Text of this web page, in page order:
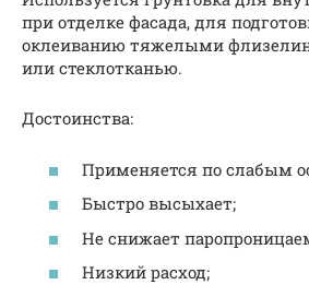
при отделке фасада, для
оклеиванию тяжелыми
или стеклотканью.
Достоинства:
Применяется по слабым
Быстро высыхает;
Не снижает
Низкий расход;